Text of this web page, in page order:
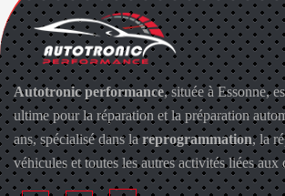
Autotronic performance, située à Essonne,
ultime pour la réparation et la préparation
ans, spécialisé dans lareprogrammation, la
véhicules et toutes les autres activités liées aux